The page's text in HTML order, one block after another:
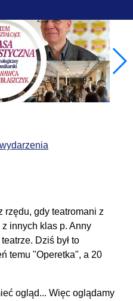
rzędu, gdy teatromani z
innych klas p. Anny
Dziś był to
temu "Operetka", a 20
ogląd... Więc oglądamy